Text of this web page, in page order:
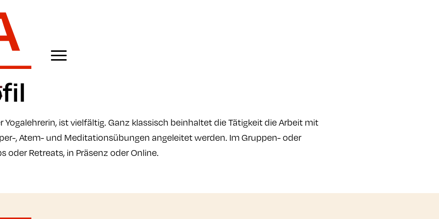
Yogalehrerin, ist vielfältig. Ganz klassisch beinhaltet die Tätigkeit die Arbeit mit
, Atem- und Meditationsübungen angeleitet werden. Im Gruppen- oder
oder Retreats, in Präsenz oder Online.